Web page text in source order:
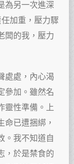
為另一次進深
加重，壓力驟
闆的我，壓力
處處，內心渴
參加。雖然名
靈性準備。上
命已遭捆綁，
。我不知道自
，於是禁食的